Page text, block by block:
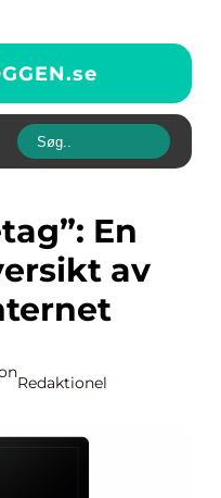
se
av
Redaktionel